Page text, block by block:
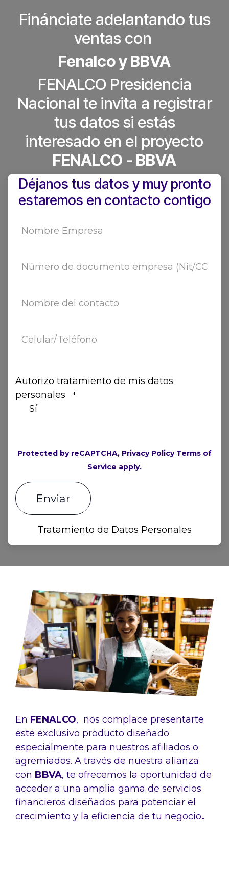
Finánciate adelantando tus
ventas con
Fenalco y BBVA
FENALCO Presidencia
Nacional te invita a registrar
tus datos si estás
interesado en el proyecto
FENALCO - BBVA
Déjanos tus datos y muy pronto
estaremos en contacto contigo
Autorizo tratamiento de mis datos
personales
*
Sí
Protected by reCAPTCHA, Privacy Policy Terms of
Service apply.
Enviar
Tratamiento de Datos Personales
En FENALCO, nos complace presentarte
este exclusivo producto diseñado
especialmente para nuestros afiliados o
agremiados. A través de nuestra alianza
con BBVA, te ofrecemos la oportunidad de
acceder a una amplia gama de servicios
financieros diseñados para potenciar el
crecimiento y la eficiencia de tu negocio.